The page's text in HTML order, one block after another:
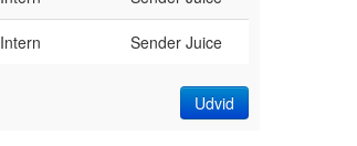
Intern Sender Juice
Udvid